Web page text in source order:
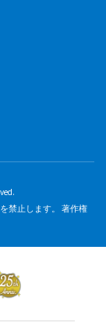
禁止します。 著作権